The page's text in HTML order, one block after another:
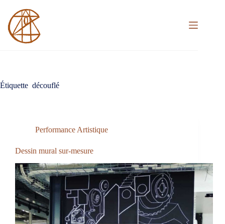
contenu
Étiquette découflé
Performance Artistique
Dessin mural sur-mesure